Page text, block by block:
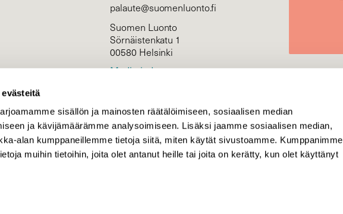
sisällön ja mainosten räätälöimiseen, sosiaalisen median
ja kävijämäärämme analysoimiseen. Lisäksi jaamme sosiaalisen median,
alan kumppaneillemme tietoja siitä, miten käytät sivustoamme. Kumppanimme
muihin tietoihin, joita olet antanut heille tai joita on kerätty, kun olet käyttänyt
palaute@suomenluonto.fi
Suomen Luonto
Sörnäistenkatu 1
00580 Helsinki
Mediatiedot
KIRJAUDU